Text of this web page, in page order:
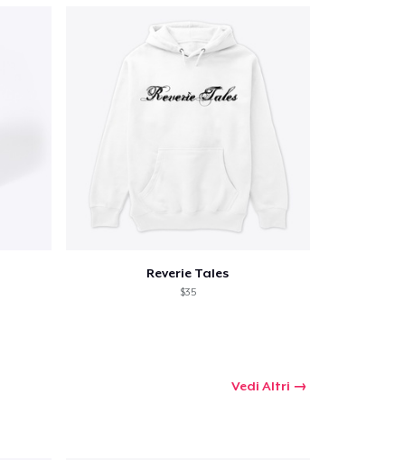
Reverie Tales
$35
Vedi Altri